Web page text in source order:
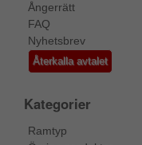
Ångerrätt
FAQ
Nyhetsbrev
Återkalla avtalet
Kategorier
Ramtyp